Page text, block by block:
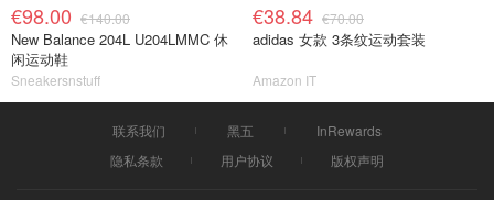
€98.00 €140.00
New Balance 204L U204LMMC 休
闲运动鞋
Sneakersnstuff
€38.84 €70.00
adidas 女款 3条纹运动套装
Amazon IT
联系我们 黑五
InRewards
隐私条款
用户协议 版权声明